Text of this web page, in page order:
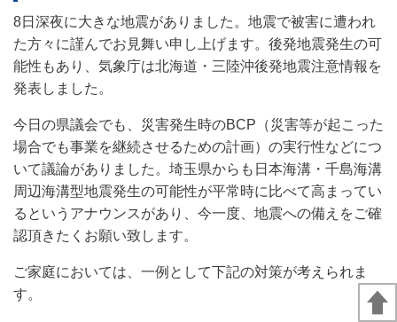
8日深夜に大きな地震がありました。地震で被害に遭われ
た方々に謹んでお見舞い申し上げます。 後発地震発生の可
能性もあり、気象庁は北海道・三陸沖後発地震注意情報を
発表しました。
今日の県議会でも、災害発生時のBCP （災害等が起こった
場合でも事業を継続させるための計画）の実行性などにつ
いて議論がありました。埼玉県からも日本海溝・千島海溝
周辺海溝型地震発生の可能性が平常時に比べて高まってい
るというアナウンスがあり、今一度、地震への備えをご確
認頂きたくお願い致します。
ご家庭においては、一例として下記の対策が考えられま
す。